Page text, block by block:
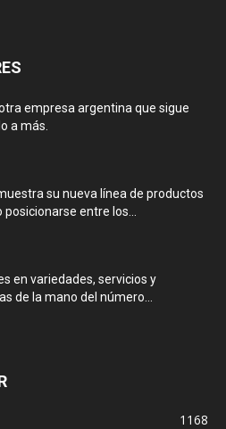
empresa argentina que sigue
a más.
su nueva línea de productos
posicionarse entre los...
en variedades, servicios y
de la mano del número...
1168